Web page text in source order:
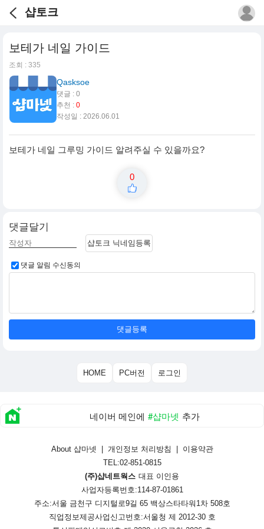
샵토크
보테가 네일 가이드
조회 : 335
Qasksoe
댓글 : 0
추천 : 0
작성일 : 2026.06.01
보테가 네일 그루밍 가이드 알려주실 수 있을까요?
0
댓글달기
샵토크 닉네임등록
댓글 알림 수신동의
댓글등록
HOME PC버전 로그인
네이버 메인에 #샵마넷 추가
About 샵마넷 개인정보 처리방침
이용약관
TEL:02-851-0815
(주)샵네트웍스 대표 이인용
사업자등록번호:114-87-01861
주소:서울 금천구 디지털로9길 65 백상스타타워1차 508호
직업정보제공사업신고번호:서울청 제 2012-30 호